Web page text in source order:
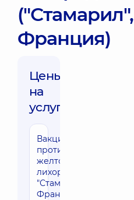
("Стамарил",
Франция)
Цены
на
услуги:
Вакцинация
против
желтой
лихорадки (
"Стамарил",
Франция)